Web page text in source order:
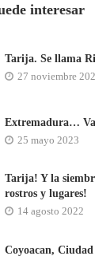
interesar
Tarija. Se llama
27 noviembre
Extremadura…
25 mayo 2023
Tarija! Y la
rostros y lugares!
14 agosto 2022
Coyoacan,